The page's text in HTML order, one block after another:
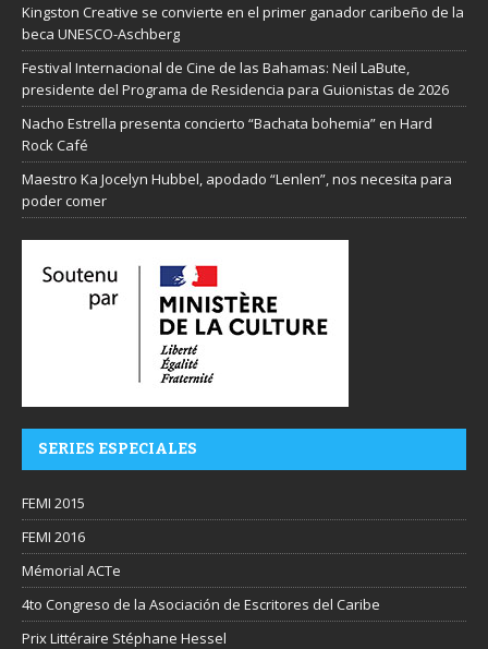
Kingston Creative se convierte en el primer ganador caribeño de la
beca UNESCO-Aschberg
Festival Internacional de Cine de las Bahamas: Neil LaBute,
presidente del Programa de Residencia para Guionistas de 2026
Nacho Estrella presenta concierto “Bachata bohemia” en Hard
Rock Café
Maestro Ka Jocelyn Hubbel, apodado “Lenlen”, nos necesita para
poder comer
SERIES ESPECIALES
FEMI 2015
FEMI 2016
Mémorial ACTe
4to Congreso de la Asociación de Escritores del Caribe
Prix Littéraire Stéphane Hessel